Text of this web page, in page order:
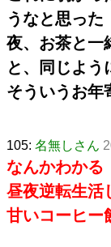
うなと思った
夜、お茶と一
と、同じよう
そういうお年
105: 名無しさん
なんかわかる
昼夜逆転生活
甘いコーヒー